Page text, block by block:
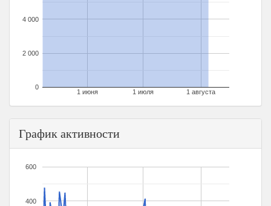
1 июня 1 июля 1 августа
0
2 000
4 000
График активности
400
600